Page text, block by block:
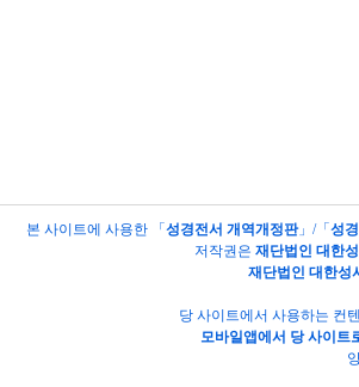
본 사이트에 사용한 「 성경전서 개역개정판」/「 성
저작권은 재단법인 대한
재단법인 대한성
당 사이트에서 사용하는 컨
모바일앱에서 당 사이트